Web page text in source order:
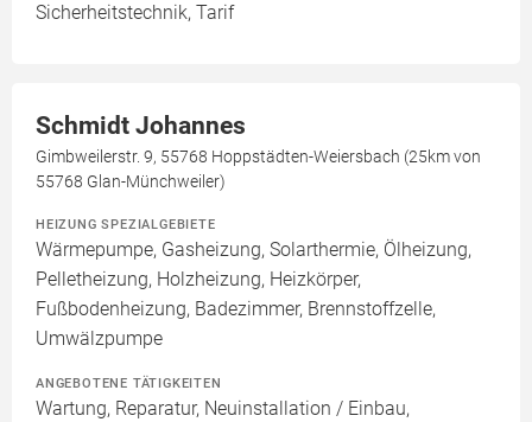
Sicherheitstechnik, Tarif
Schmidt Johannes
Gimbweilerstr. 9, 55768 Hoppstädten-Weiersbach (25km von
55768 Glan-Münchweiler)
HEIZUNG SPEZIALGEBIETE
Wärmepumpe, Gasheizung, Solarthermie, Ölheizung,
Pelletheizung, Holzheizung, Heizkörper,
Fußbodenheizung, Badezimmer, Brennstoffzelle,
Umwälzpumpe
ANGEBOTENE TÄTIGKEITEN
Wartung, Reparatur, Neuinstallation / Einbau,